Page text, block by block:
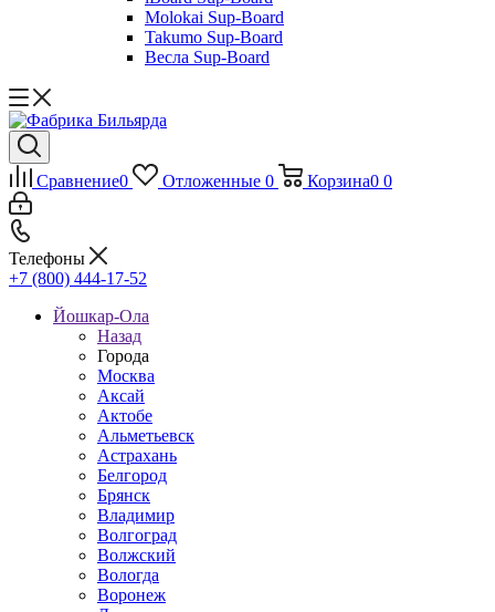
Molokai Sup-Board
Takumo Sup-Board
Весла Sup-Board
Сравнение0 Отложенные 0 Корзина0 0
Телефоны
+7 (800) 444-17-52
Йошкар-Ола
Назад
Города
Москва
Аксай
Актобе
Альметьевск
Астрахань
Белгород
Брянск
Владимир
Волгоград
Волжский
Вологда
Воронеж